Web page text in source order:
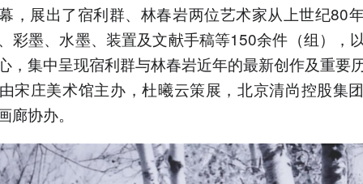
，展出了宿利群、林春岩两位艺术家从上世纪80
彩墨、水墨、装置及文献手稿等150余件（组），
，集中呈现宿利群与林春岩近年的最新创作及重要
宋庄美术馆主办，杜曦云策展，北京清尚控股集
廊协办。